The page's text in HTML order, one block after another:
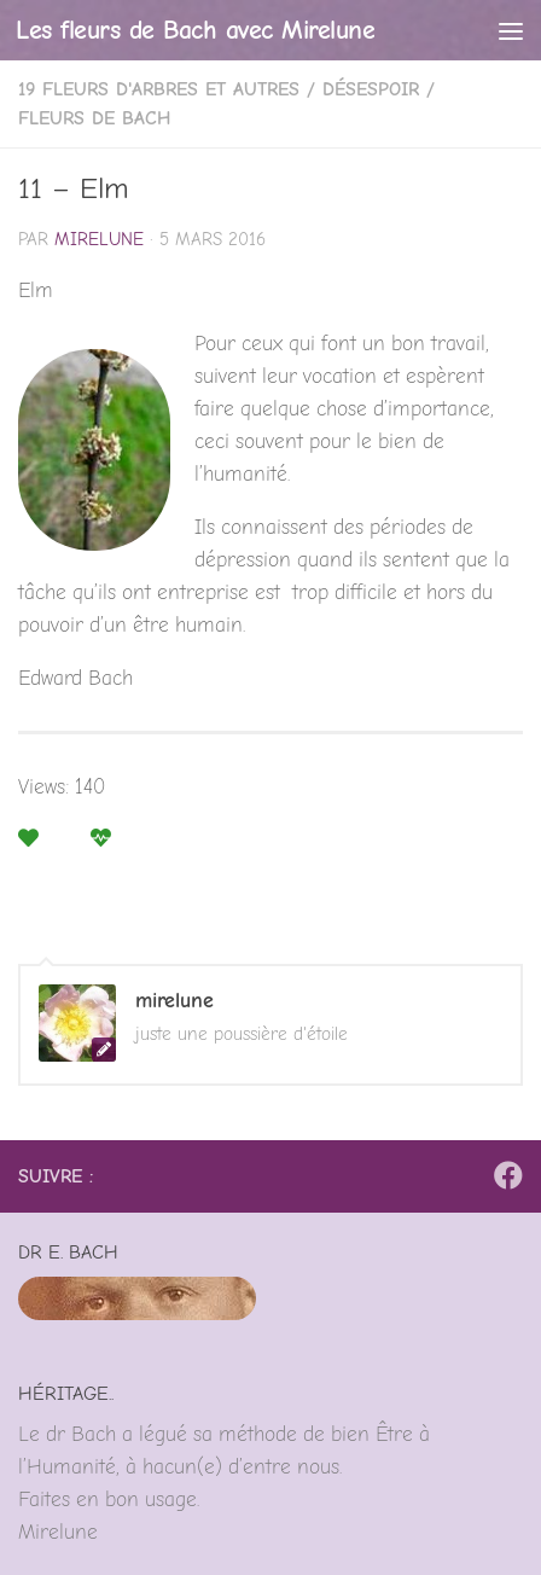
Skip to content
Les fleurs de Bach avec Mirelune
19 FLEURS D'ARBRES ET AUTRES / DÉSESPOIR /
FLEURS DE BACH
11 – Elm
PAR MIRELUNE · 5 MARS 2016
Elm
Pour ceux qui font un bon travail,
suivent leur vocation et espèrent
faire quelque chose d’importance,
ceci souvent pour le bien de
l’humanité.
Ils connaissent des périodes de
dépression quand ils sentent que la
tâche qu’ils ont entreprise est trop difficile et hors du
pouvoir d’un être humain.
Edward Bach
Views: 140
mirelune
juste une poussière d'étoile
SUIVRE :
DR E. BACH
HÉRITAGE..
Le dr Bach a légué sa méthode de bien Être à
l’Humanité, à hacun(e) d’entre nous.
Faites en bon usage.
Mirelune